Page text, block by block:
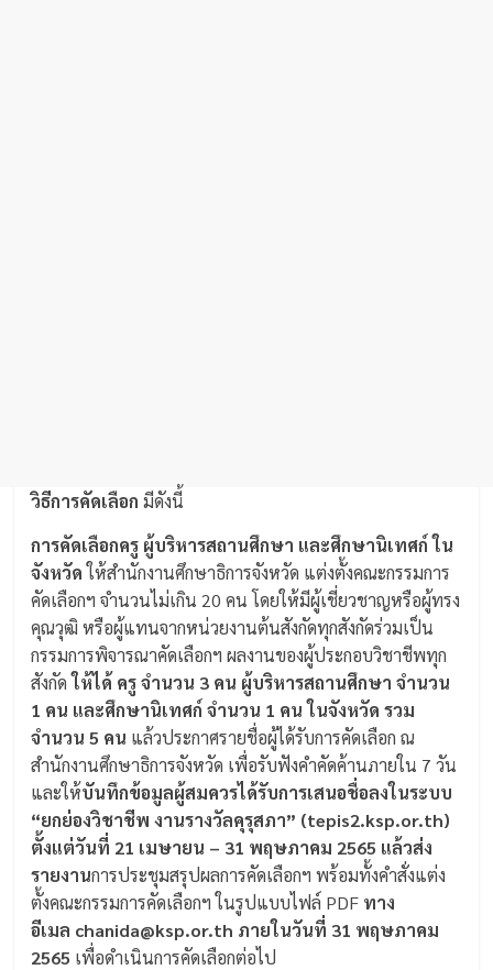
วิธีการคัดเลือกมีดังนี้
การคัดเลือกครู ผู้บริหารสถานศึกษา และศึกษานิเทศก์ ใน
จังหวัดให้สำนักงานศึกษาธิการจังหวัด แต่งตั้งคณะกรรมการ
คัดเลือกฯ จำนวนไม่เกิน 20 คน โดยให้มีผู้เชี่ยวชาญหรือผู้ทรง
คุณวุฒิ หรือผู้แทนจากหน่วยงานต้นสังกัดทุกสังกัดร่วมเป็น
กรรมการพิจารณาคัดเลือกฯ ผลงานของผู้ประกอบวิชาชีพทุก
สังกัดให้ได้ ครู จำนวน 3 คน ผู้บริหารสถานศึกษา จำนวน
1 คน และศึกษานิเทศก์ จำนวน 1 คน ในจังหวัด รวม
จำนวน 5 คน แล้วประกาศรายชื่อผู้ได้รับการคัดเลือก ณ
สำนักงานศึกษาธิการจังหวัด เพื่อรับฟังคำคัดค้านภายใน 7 วัน
และให้บันทึกข้อมูลผู้สมควรได้รับการเสนอชื่อลงในระบบ
“ยกย่องวิชาชีพ งานรางวัลคุรุสภา” (tepis2.ksp.or.th)
ตั้งแต่วันที่ 21 เมษายน – 31 พฤษภาคม 2565 แล้วส่ง
รายงานการประชุมสรุปผลการคัดเลือกฯ พร้อมทั้งคำสั่งแต่ง
ตั้งคณะกรรมการคัดเลือกฯ ในรูปแบบไฟล์ PDF ทาง
อีเมล chanida@ksp.or.th ภายในวันที่ 31 พฤษภาคม
2565 เพื่อดำเนินการคัดเลือกต่อไป